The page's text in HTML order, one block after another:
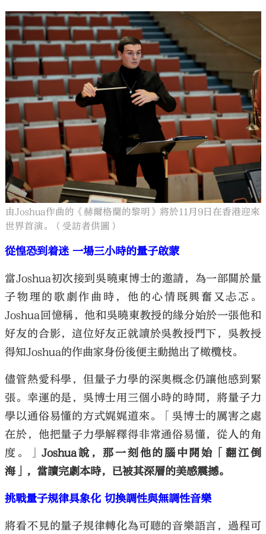
由Joshua作曲的《赫爾格蘭的黎明》將於11月9日在香港迎來
世界首演。（受訪者供圖）
從惶恐到着迷 一場三小時的量子啟蒙
當Joshua初次接到吳曉東博士的邀請，為一部關於量
子物理的歌劇作曲時，他的心情既興奮又忐忑。
Joshua回憶稱，他和吳曉東教授的緣分始於一張他和
好友的合影，這位好友正就讀於吳教授門下，吳教授
得知Joshua的作曲家身份後便主動拋出了橄欖枝。
儘管熱愛科學，但量子力學的深奧概念仍讓他感到緊
張。幸運的是，吳博士用三個小時的時間，將量子力
學以通俗易懂的方式娓娓道來。「吳博士的厲害之處
在於，他把量子力學解釋得非常通俗易懂，從人的角
度。」Joshua說，那一刻他的腦中開始「翻江倒
海」，當讀完劇本時，已被其深層的美感震撼。
挑戰量子規律具象化 切換調性與無調性音樂
將看不見的量子規律轉化為可聽的音樂語言，過程可